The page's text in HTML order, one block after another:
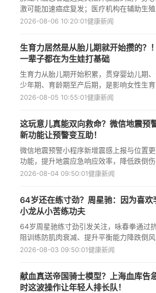
激可能加速癌症复发；医疗机构在辅助生殖
理审核与配偶知情权保障方面存在漏洞，需
2026-08-06 10:20:01健康新闻
生育力居然是从胎儿期就开始攒的？！
一辈子都在为生娃打基础
生育力从胎儿期开始积累，贯穿婴幼儿期
少年期、育龄期至产后期，是影响女性生育
康的核心能力。科学保护生育力需关注卵泡
健康权益。
2026-08-05 10:55:01健康新闻
这玩意儿真能双向救命？微信地震预
新功能让预警变互助！
微信地震预警小程序新增震感上报与位置
功能，提升地震应急响应效率，降低跌倒伤
心梗、脑卒中及心理创伤等健康风险，尤其
2026-08-04 09:50:01健康新闻
64岁还在练寸劲？周星驰：因为喜欢
小龙从小苦练功夫
64岁周星驰练寸劲引发关注，咏春拳通过
阻训练防肌肉衰减、提升平衡能力降跌倒风
险、气沉丹田呼吸法护心血管健康，是中老
2026-08-03 09:50:01健康新闻
献血真送帝国骑士模型？上海血库告
时这波操作让年轻人排长队！